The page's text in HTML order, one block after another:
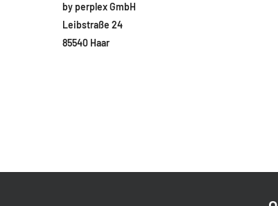
by perplex GmbH
Leibstraße 24
85540 Haar